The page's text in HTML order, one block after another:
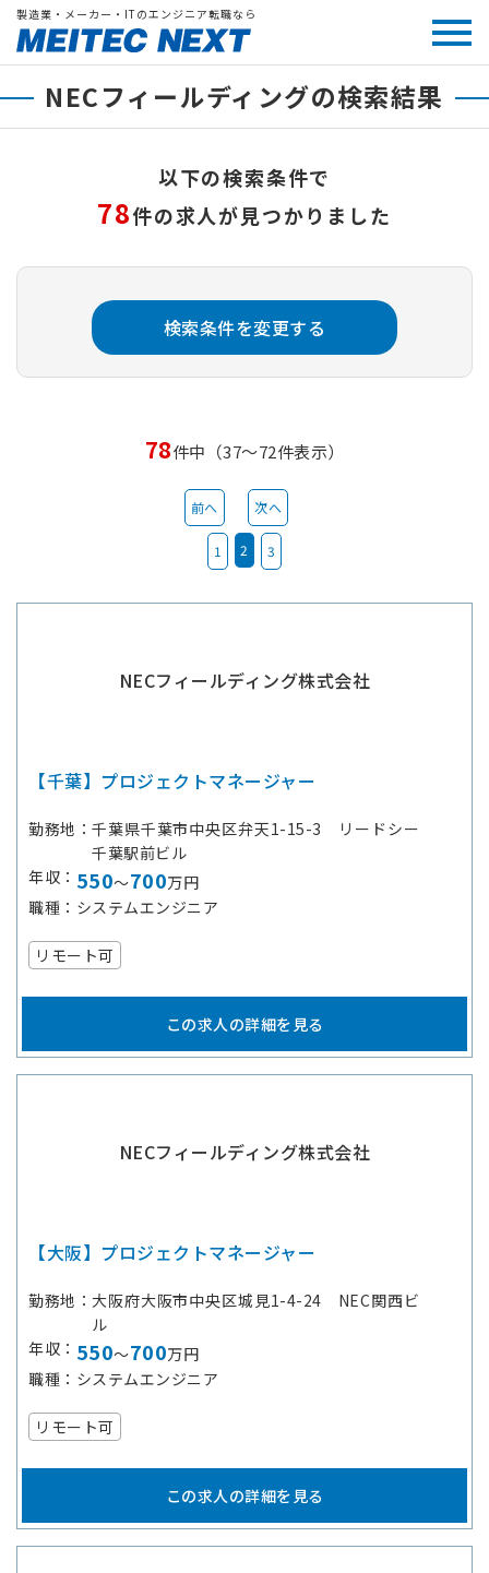
製造業・メーカー・ITのエンジニア転職なら
NECフィールディングの検索結果
以下の検索条件で
78件の求人が見つかりました
検索条件を変更する
78件中（37～72件表示）
前へ
1 2 3
次へ
NECフィールディング株式会社
【千葉】プロジェクトマネージャー
勤務地
千葉県千葉市中央区弁天1-15-3 リードシー
千葉駅前ビル
年収
550～700万円
職種
システムエンジニア
リモート可
この求人の詳細を見る
NECフィールディング株式会社
【大阪】プロジェクトマネージャー
勤務地
大阪府大阪市中央区城見1-4-24 NEC関西ビ
ル
年収
550～700万円
職種
システムエンジニア
リモート可
この求人の詳細を見る